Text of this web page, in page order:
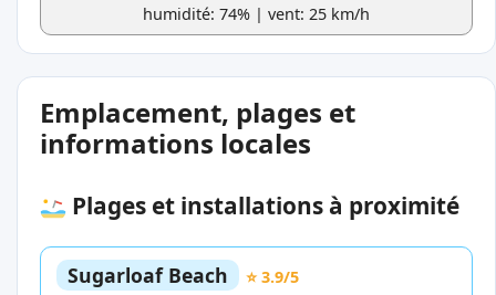
humidité: 74% | vent: 25 km/h
Emplacement, plages et
informations locales
Plages et installations à proximité
Sugarloaf Beach
⭐ 3.9/5